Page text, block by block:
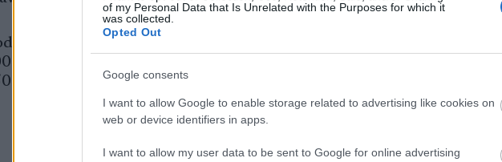
of my Personal Data that Is Unrelated with the Purposes for which it
was collected.
Opted Out
Google consents
I want to allow Google to enable storage related to advertising like cookies on
web or device identifiers in apps.
I want to allow my user data to be sent to Google for online advertising
12. do 14. února 2021. Registrace jsou v plném proudu, již nyní je
závodníků. Do konce září je navíc možnost přihlásit se za nejnižší cenu